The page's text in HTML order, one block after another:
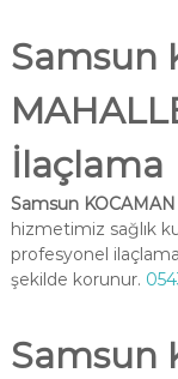
Samsun
İlaçlama
Samsun
hizmetimiz sağlık
profesyonel
şekilde korunur.
Samsun